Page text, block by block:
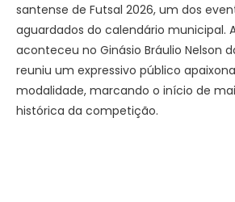
santense de Futsal 2026, um dos
aguardados do calendário municipal.
aconteceu no Ginásio Bráulio Nelson
reuniu um expressivo público
modalidade, marcando o início de
histórica da competição.